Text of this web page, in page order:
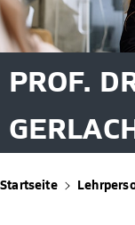
PROF.
Startseite